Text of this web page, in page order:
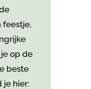
feestje,
op de
beste
je hier: